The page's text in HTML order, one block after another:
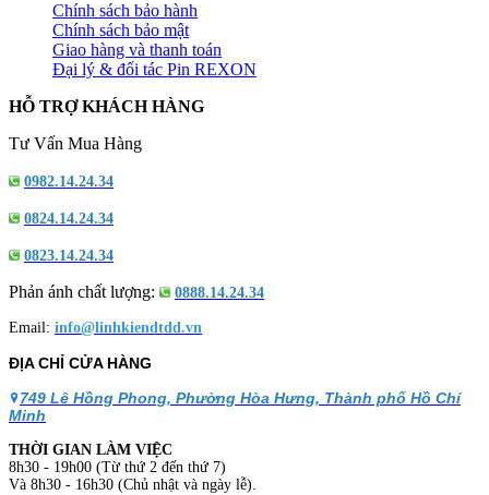
Chính sách bảo hành
Chính sách bảo mật
Giao hàng và thanh toán
Đại lý & đối tác Pin REXON
HỖ TRỢ KHÁCH HÀNG
Tư Vấn Mua Hàng
0982.14.24.34
0824.14.24.34
0823.14.24.34
Phản ánh chất lượng: 0888.14.24.34
Email: info@linhkiendtdd.vn
ĐỊA CHỈ CỬA HÀNG
749 Lê Hồng Phong, Phường Hòa Hưng, Thành phố Hồ Chí
Minh
THỜI GIAN LÀM VIỆC
8h30 - 19h00 (Từ thứ 2 đến thứ 7)
Và 8h30 - 16h30 (Chủ nhật và ngày lễ).